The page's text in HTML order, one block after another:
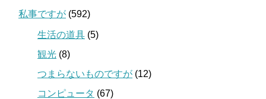
私事ですが (592)
生活の道具 (5)
観光 (8)
つまらないものですが (12)
コンピュータ (67)